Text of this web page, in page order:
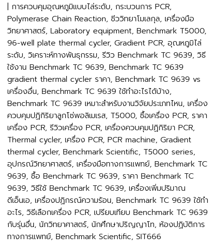
| การควบคุมอุณหภูมิแบบไล่ระดับ, กระบวนการ PCR,
Polymerase Chain Reaction, ชีววิทยาโมเลกุล, เครื่องมือ
วิทยาศาสตร์, Laboratory equipment, Benchmark T5000,
96-well plate thermal cycler, Gradient PCR, อุณหภูมิไล่
ระดับ, วิเคราะห์ทางพันธุกรรม, รีวิว Benchmark TC 9639, วิธี
ใช้งาน Benchmark TC 9639, Benchmark TC 9639
gradient thermal cycler ราคา, Benchmark TC 9639 vs
เครื่องอื่น, Benchmark TC 9639 ใช้ทำอะไรได้บ้าง,
Benchmark TC 9639 เหมาะสำหรับงานวิจัยประเภทไหน, เครื่อง
ควบคุมปฏิกิริยาลูกโซ่พอลิเมเรส, T5000, ซื้อเครื่อง PCR, ราคา
เครื่อง PCR, รีวิวเครื่อง PCR, เครื่องควบคุมปฏิกิริยา PCR,
Thermal cycler, เครื่อง PCR, PCR machine, Gradient
thermal cycler, Benchmark Scientific, T5000 series,
อุปกรณ์วิทยาศาสตร์, เครื่องมือทางการแพทย์, Benchmark TC
9639, ซื้อ Benchmark TC 9639, ราคา Benchmark TC
9639, วิธีใช้ Benchmark TC 9639, เครื่องเพิ่มปริมาณ
ดีเอ็นเอ, เครื่องปฏิกรณ์ความร้อน, Benchmark TC 9639 ใช้ทำ
อะไร, วิธีเลือกเครื่อง PCR, เปรียบเทียบ Benchmark TC 9639
กับรุ่นอื่น, นักวิทยาศาสตร์, นักศึกษาปริญญาโท, ห้องปฏิบัติการ
ทางการแพทย์, Benchmark Scientific, SIT666